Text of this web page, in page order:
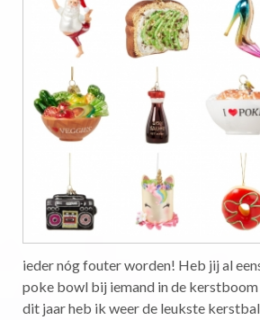
ieder nóg fouter worden! Heb jij al
poke bowl bij iemand in de kerstboom
dit jaar heb ik weer de leukste